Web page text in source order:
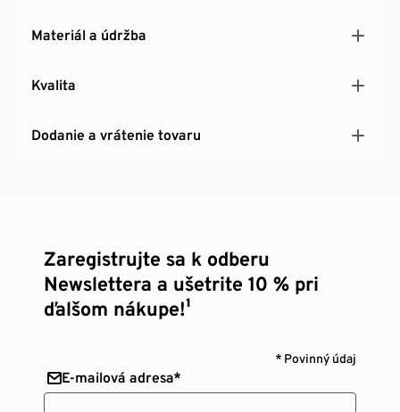
Materiál a údržba
Kvalita
Dodanie a vrátenie tovaru
Zaregistrujte sa k odberu
Newslettera a ušetrite 10 % pri
ďalšom nákupe!¹
* Povinný údaj
E-mailová adresa*